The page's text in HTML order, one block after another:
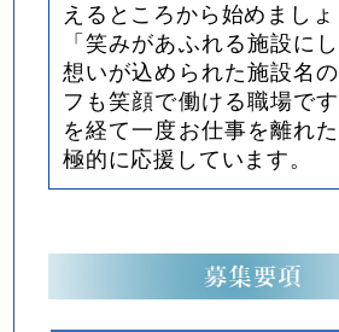
えるところから始めましょ
「笑みがあふれる施設に
想いが込められた施設名
フも笑顔で働ける職場で
を経て一度お仕事を離れ
極的に応援しています。